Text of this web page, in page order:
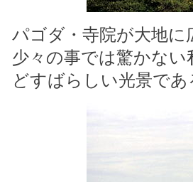
パゴダ・寺院が大地に
少々の事では驚かな
どすばらしい光景であ